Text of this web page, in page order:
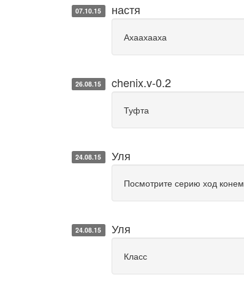
07.10.15 настя
Ахаахааха
26.08.15 chenix.v-0.2
Туфта
24.08.15 Уля
Посмотрите серию ход конем
24.08.15 Уля
Класс